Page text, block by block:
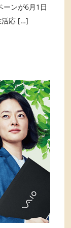
ーンが6月1日
活応 […]